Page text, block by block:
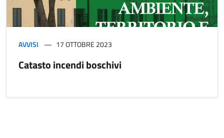
AVVISI 17 OTTOBRE 2023
Catasto incendi boschivi